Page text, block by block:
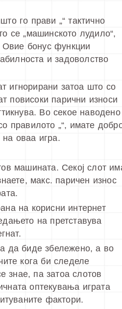
го прави „“ тактично
се „машинското лудило“,
Овие бонус функции
и задоволство
игнорирани затоа што со
повисоки парични износи
Во секое наводено
правилото „“, имате
оваа игра.
машината. Секој слот
макс. паричен износ
на корисни интернет
на претставува
да биде збележено, а во
кога би следеле
знае, па затоа слотов
оптекувања играта
фактори.